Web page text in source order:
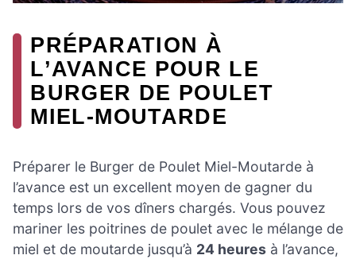
PRÉPARATION À
L’AVANCE POUR LE
BURGER DE POULET
MIEL-MOUTARDE
Préparer le Burger de Poulet Miel-Moutarde à
l’avance est un excellent moyen de gagner du
temps lors de vos dîners chargés. Vous pouvez
mariner les poitrines de poulet avec le mélange de
miel et de moutarde jusqu’à 24 heures à l’avance,